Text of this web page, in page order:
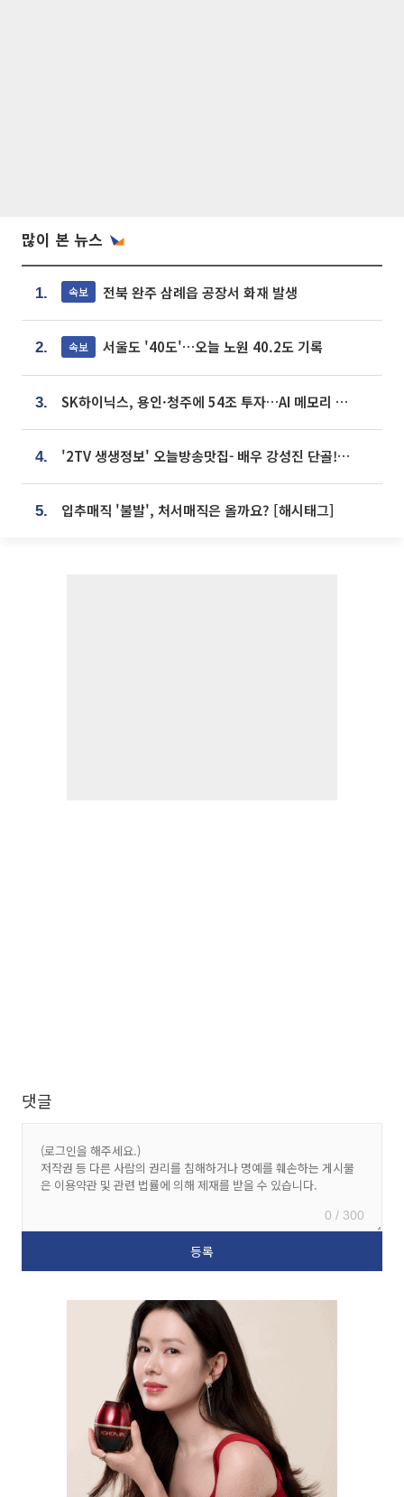
많이 본 뉴스
1. 속보 전북 완주 삼례읍 공장서 화재 발생
2. 속보 서울도 '40도'…오늘 노원 40.2도 기록
3. SK하이닉스, 용인·청주에 54조 투자…AI 메모리 생산기지 키운다
4. '2TV 생생정보' 오늘방송맛집- 배우 강성진 단골! 쌀국수ㆍ푸팟퐁 커리 맛집 '블○○○'
5. 입추매직 '불발', 처서매직은 올까요? [해시태그]
댓글
0 / 300